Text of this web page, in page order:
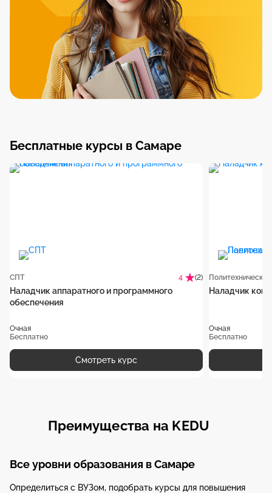
Бесплатные курсы в Самаре
СПТ 4 (2)
Наладчик аппаратного и программного
обеспечения
Очная
Бесплатно
Смотреть курс
Наладчик
Очная
Бесплатно
Преимущества на KEDU
Все уровни образования в Самаре
Определиться с ВУЗом, подобрать курсы для повышения